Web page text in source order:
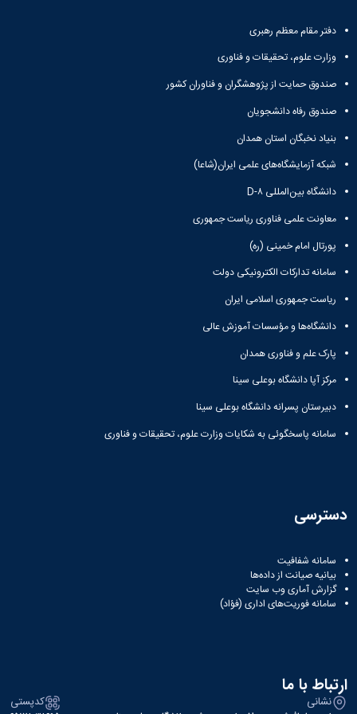
دفتر مقام معظم رهبری
وزارت علوم، تحقیقات و فناوری
صندوق حمایت از پژوهشگران و فناوران کشور
صندوق رفاه دانشجویان
بنیاد نخبگان استان همدان
شبکه آزمایشگاه‌های علمی ایران(شاعا)
دانشگاه بین‌المللی D-۸
معاونت علمی فناوری ریاست جمهوری
پورتال امام خمینی (ره)
سامانه تدارکات الکترونیکی دولت
ریاست جمهوری اسلامی ایران
دانشگاه‌ها و مؤسسات آموزش عالی
پارک علم و فناوری همدان
مرکز آپا دانشگاه بوعلی سینا
دبیرستان پسرانه دانشگاه بوعلی سینا
سامانه پاسخگوئی به شکایات وزارت علوم، تحقیقات و فناوری
دسترسی
سامانه شفافیت
بیانیه صیانت از داده‌ها
گزارش آماری وب‌ سایت
سامانه فوریت‌های اداری (فؤاد)
ارتباط با ما
نشانی کدپستی